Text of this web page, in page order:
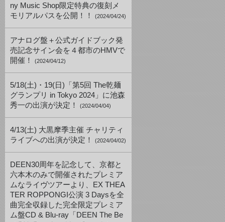
ny Music Shop限定特典の復刻メ
モリアルパスを公開！！
(2024/04/24)
アナログ盤＋公式ガイドブック発
売記念サイン会を４都市のHMVで
開催！
(2024/04/12)
5/18(土)・19(日)「第5回 The乾麺
グランプリ in Tokyo 2024」に池森
秀一の出演が決定！
(2024/04/04)
4/13(土) 大黒摩季主催 チャリティ
ライブへの出演が決定！
(2024/04/02)
DEEN30周年を記念して、京都と
六本木のみで開催されたプレミア
ムなライヴツアーより、EX THEA
TER ROPPONGI公演 3 Daysを全
曲完全収録した完全限定プレミア
ム盤CD & Blu-ray「DEEN The Be